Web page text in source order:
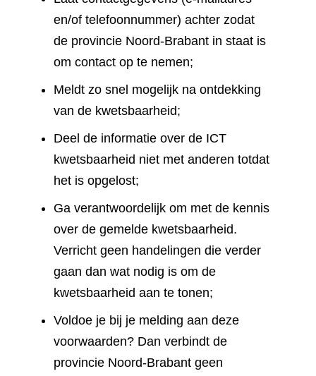
en/of telefoonnummer) achter zodat
de provincie Noord-Brabant in staat is
om contact op te nemen;
Meldt zo snel mogelijk na ontdekking
van de kwetsbaarheid;
Deel de informatie over de ICT
kwetsbaarheid niet met anderen totdat
het is opgelost;
Ga verantwoordelijk om met de kennis
over de gemelde kwetsbaarheid.
Verricht geen handelingen die verder
gaan dan wat nodig is om de
kwetsbaarheid aan te tonen;
Voldoe je bij je melding aan deze
voorwaarden? Dan verbindt de
provincie Noord-Brabant geen